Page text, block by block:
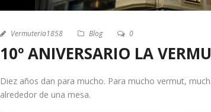
Vermuteria1858 Blog 0
10º ANIVERSARIO LA
Diez años dan para mucho. Para mucho vermut,
alrededor de una mesa.